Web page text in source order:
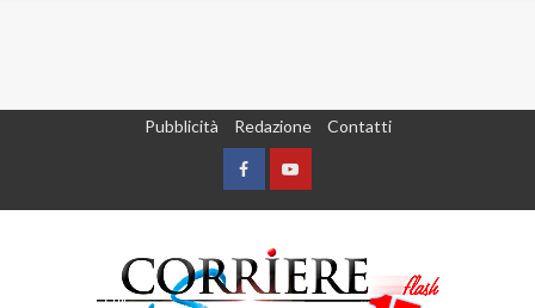
Pubblicità Redazione Contatti
FacebookYountube